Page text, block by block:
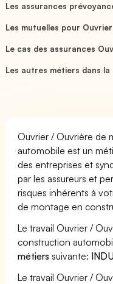
Les assurances
Les mutuelles pour
Le cas des assurances
Les autres métiers dans la
Ouvrier / Ouvrière de
automobile est un
des entreprises et
par les assureurs et
risques inhérents à
de montage en
Le travail Ouvrier /
construction
métiers suivante:
Le travail Ouvrier /